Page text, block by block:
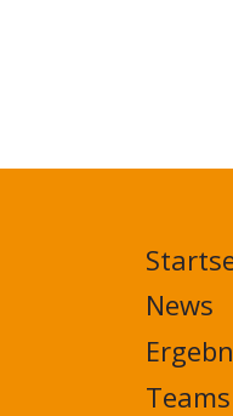
MAIN
FOOTER
News
Teams